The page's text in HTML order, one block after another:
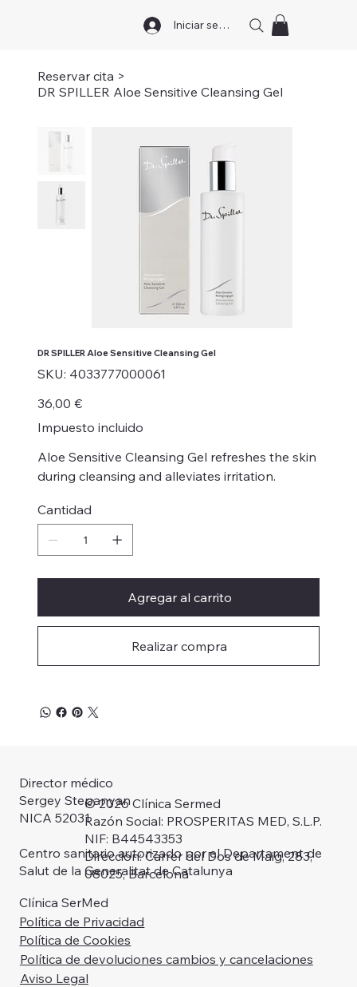
Iniciar sesión
Reservar cita >
DR SPILLER Aloe Sensitive Cleansing Gel
DR SPILLER Aloe Sensitive Cleansing Gel
SKU:
SKU
4033777000061
4033777000061
Precio
36,00 €
Impuesto incluido
Aloe Sensitive Cleansing Gel refreshes the skin
during cleansing and alleviates irritation.
Cantidad
Agregar al carrito
Realizar compra
Director médico
Sergey Stepanyan
NICA 52031
Centro sanitario autorizado por el Departament de
Salut de la Generalitat de Catalunya
© 2026 Clínica Sermed
Razón Social: PROSPERITAS MED, S.L.P.
NIF: B44543353
Dirección: Carrer del Dos de Maig, 283,
08025, Barcelona
Clínica SerMed
Política de Privacidad
Aviso Legal
Política de Cookies
Política de devoluciones cambios y cancelaciones